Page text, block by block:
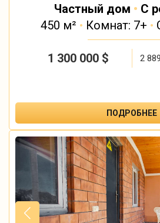
Частный дом • С
450 м² • Комнат: 7+ •
1 300 000$ 2 889
ПОДРОБНЕЕ